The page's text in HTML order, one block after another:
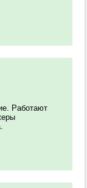
Работают